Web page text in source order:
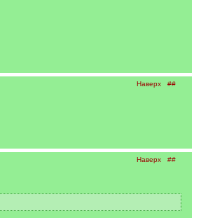
Наверх ##
Наверх ##